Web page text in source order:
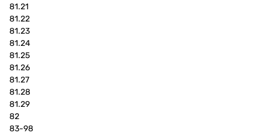
81.21
81.22
81.23
81.24
81.25
81.26
81.27
81.28
81.29
82
83-98